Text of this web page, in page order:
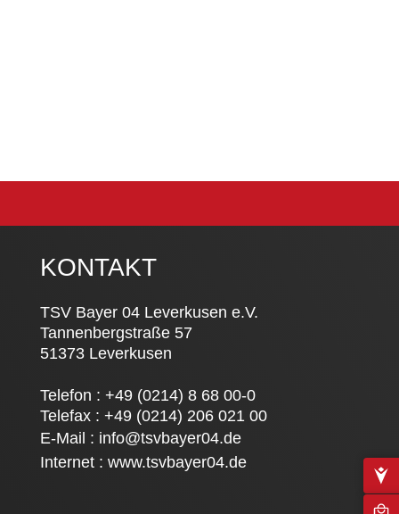
KONTAKT
TSV Bayer 04 Leverkusen e.V.
Tannenbergstraße 57
51373 Leverkusen
Telefon : +49 (0214) 8 68 00-0
Telefax : +49 (0214) 206 021 00
E-Mail : info@tsvbayer04.de
Internet : www.tsvbayer04.de